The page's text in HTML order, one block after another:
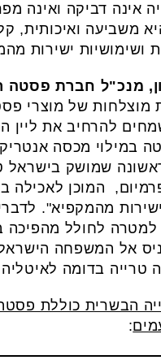
אינה דביקה ואינה
משביעה ואיכותית,
ושימושיות ישירות
מנכ"ל חברת פסטה
מוצלחות של מוצרי
להרחיב את ליין
במילוי מכסה
שמושק בישראל
המוכן לאכילה
מהמקפיא".
למטרה לחולל מהפיכה
אל המשפחה
טרייה בדומה
הבשרית כוללת
: